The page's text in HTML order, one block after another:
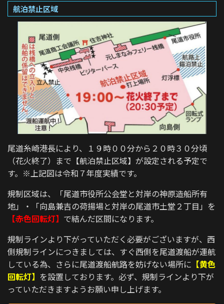
航泊禁止区域
尾道糸崎港長により、１９時００分から２０時３０分頃
（花火終了）まで【航泊禁止区域】が設定される予定で
す。※上記図は令和７年度実績です。
規制区域は、「尾道市役所公会堂と対岸の神原造船所有
地」・「向島兼吉の荷揚場と対岸の尾道市土堂２丁目」を
【赤色回転灯】 で結んだ区間になります。
規制ラインより下がっていただく必要がございますが、西
側規制ラインにつきましては、すぐ西側を尾道渡船が運航
している為、さらに尾道渡船航路を妨げない場所に 【黄色
回転灯】 を設置しております。必ず、規制ラインより下が
っていただきますようお願い申し上げます。